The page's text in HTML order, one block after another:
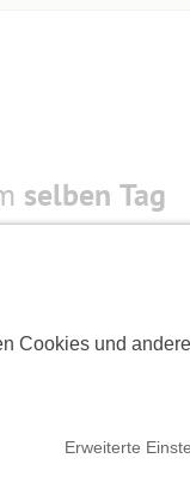
Cookies und
Erweiterte
selben Tag
eat